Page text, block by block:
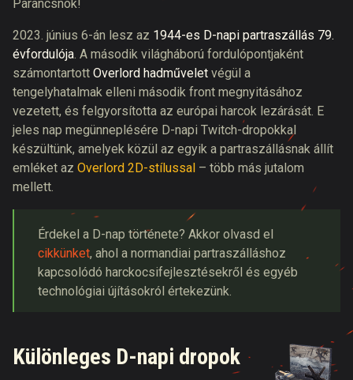
Parancsnok!
2023. június 6-án lesz az 1944-es D-napi partraszállás 79.
évfordulója. A második világháború fordulópontjaként
számontartott Overlord hadművelet végül a
tengelyhatalmak elleni második front megnyitásához
vezetett, és felgyorsította az európai harcok lezárását. E
jeles nap megünneplésére D-napi Twitch-dropokkal
készültünk, amelyek közül az egyik a partraszállásnak állít
emléket az Overlord 2D-stílussal – több más jutalom
mellett.
Érdekel a D-nap története? Akkor olvasd el
cikkünket, ahol a normandiai partraszálláshoz
kapcsolódó harckocsifejlesztésekről és egyéb
technológiai újításokról értekezünk.
Különleges D-napi dropok